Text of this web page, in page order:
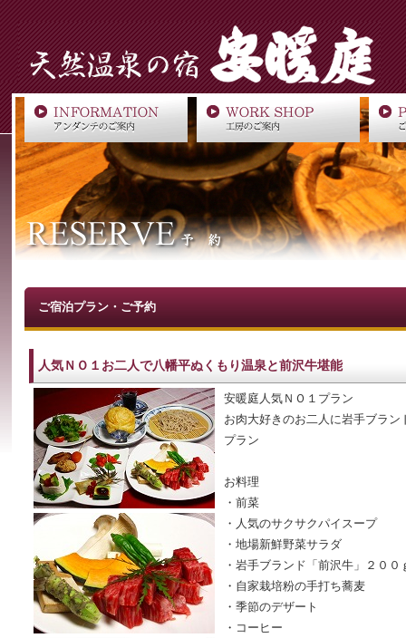
ご宿泊プラン・ご予約
人気ＮＯ１お二人で八幡平ぬくもり温泉と前沢牛堪能
安暖庭人気ＮＯ１プラン
お肉大好きのお二人に岩手ブラ
プラン
お料理
・前菜
・人気のサクサクパイスープ
・地場新鮮野菜サラダ
・岩手ブランド「前沢牛」２００
・自家栽培粉の手打ち蕎麦
・季節のデザート
・コーヒー